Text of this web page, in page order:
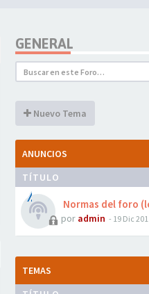
GENERAL
Nuevo Tema
ANUNCIOS
TÍTULO
Normas del foro
por admin - 19 Dic
TEMAS